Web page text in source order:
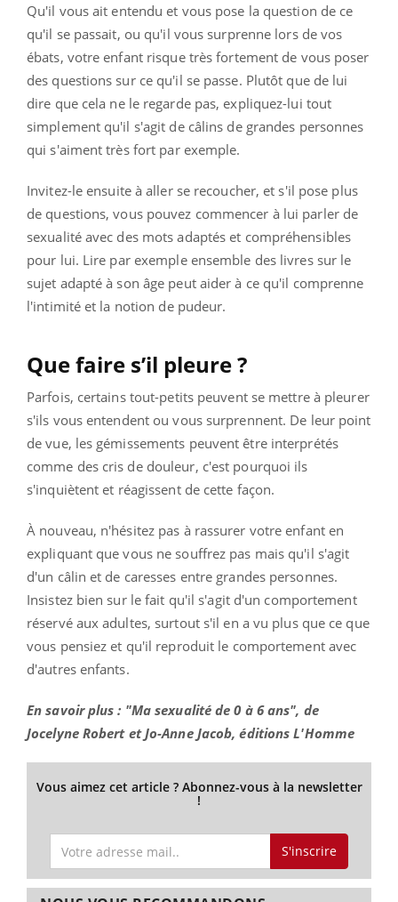
Qu'il vous ait entendu et vous pose la question de ce
qu'il se passait, ou qu'il vous surprenne lors de vos
ébats, votre enfant risque très fortement de vous poser
des questions sur ce qu'il se passe. Plutôt que de lui
dire que cela ne le regarde pas, expliquez-lui tout
simplement qu'il s'agit de câlins de grandes personnes
qui s'aiment très fort par exemple.
Invitez-le ensuite à aller se recoucher, et s'il pose plus
de questions, vous pouvez commencer à lui parler de
sexualité avec des mots adaptés et compréhensibles
pour lui. Lire par exemple ensemble des livres sur le
sujet adapté à son âge peut aider à ce qu'il comprenne
l'intimité et la notion de pudeur.
Que faire s’il pleure ?
Parfois, certains tout-petits peuvent se mettre à pleurer
s'ils vous entendent ou vous surprennent. De leur point
de vue, les gémissements peuvent être interprétés
comme des cris de douleur, c'est pourquoi ils
s'inquiètent et réagissent de cette façon.
À nouveau, n'hésitez pas à rassurer votre enfant en
expliquant que vous ne souffrez pas mais qu'il s'agit
d'un câlin et de caresses entre grandes personnes.
Insistez bien sur le fait qu'il s'agit d'un comportement
réservé aux adultes, surtout s'il en a vu plus que ce que
vous pensiez et qu'il reproduit le comportement avec
d'autres enfants.
En savoir plus : "Ma sexualité de 0 à 6 ans", de
Jocelyne Robert et Jo-Anne Jacob, éditions L'Homme
Vous aimez cet article ? Abonnez-vous à la newsletter
!
S'inscrire